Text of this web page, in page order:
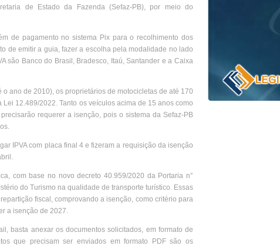
de Estado da Fazenda (Sefaz-PB), por meio do
de pagamento no sistema Pix para o recolhimento dos
de emitir a guia, fazer a escolha pela modalidade no lado
são Banco do Brasil, Bradesco, Itaú, Santander e a Caixa
ano de 2010), os proprietários de motocicletas de até 170
12.489/2022. Tanto os veículos acima de 15 anos como
requerer a isenção, pois o sistema da Sefaz-PB
IPVA com placa final 4 e fizeram a requisição da isenção
com base no novo decreto 40.959/2020 da Portaria n°
do Turismo na qualidade de transporte turístico. Essas
fiscal, comprovando a isenção, como critério para
a isenção de 2027.
basta anexar os documentos solicitados, em formato de
que precisam ser enviados em formato PDF são os